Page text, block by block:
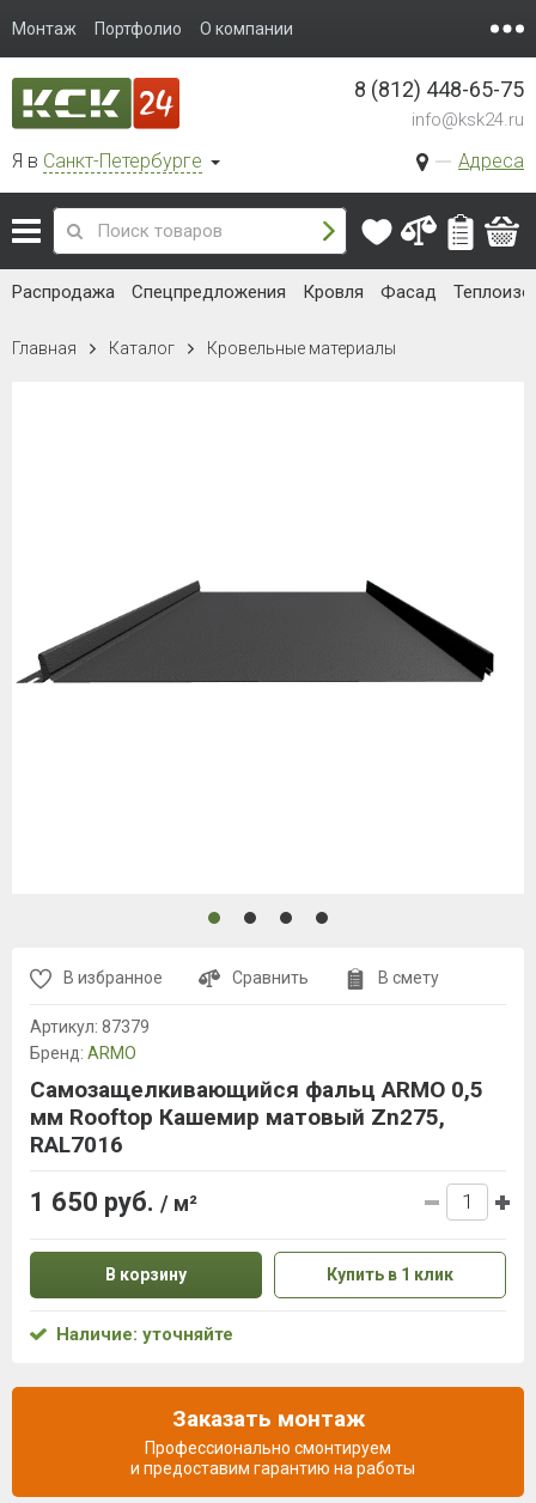
Монтаж Портфолио О компании
Я в Санкт-Петербурге Адреса
8 (812) 448-65-75
info@ksk24.ru
Распродажа Спецпредложения Кровля Фасад
Главная Каталог Кровельные материалы
В избранное Сравнить В смету
Артикул: 87379
Бренд: ARMO
Самозащелкивающийся фальц ARMO 0,5
мм Rooftop Кашемир матовый Zn275,
RAL7016
1 650 руб. / м²
В корзину Купить в 1 клик
Наличие: уточняйте
Заказать монтаж
Профессионально смонтируем
и предоставим гарантию на работы